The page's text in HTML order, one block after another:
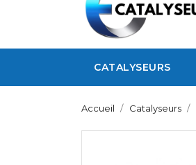
CATALYSEURS
Accueil Catalyseurs